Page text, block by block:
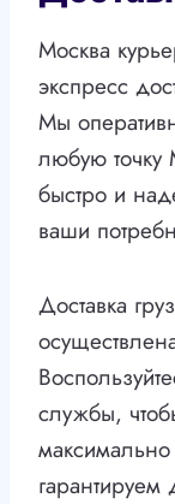
Москва
экспресс
Мы
любую точку
быстро и
ваши
Доставка
службы,
гарантируем